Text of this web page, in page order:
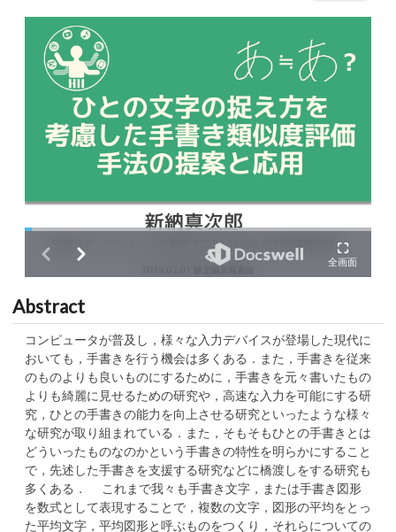
Abstract
コンピュータが普及し，様々な入力デバイスが登場した現代に
おいても，手書きを行う機会は多くある．また，手書きを従来
のものよりも良いものにするために，手書きを元々書いたもの
よりも綺麗に見せるための研究や，高速な入力を可能にする研
究，ひとの手書きの能力を向上させる研究といったような様々
な研究が取り組まれている．また，そもそもひとの手書きとは
どういったものなのかという手書きの特性を明らかにすること
で，先述した手書きを支援する研究などに橋渡しをする研究も
多くある． これまで我々も手書き文字，または手書き図形
を数式として表現することで，複数の文字，図形の平均をとっ
た平均文字，平均図形と呼ぶものをつくり，それらについての